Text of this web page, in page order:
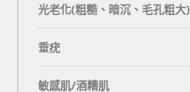
光老化(粗糙、暗沉、毛孔粗大)
垂疣
敏感肌/酒糟肌